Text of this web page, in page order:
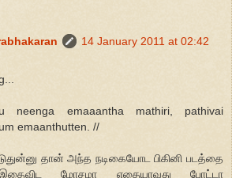
14 January 2011 at 02:42
neenga emaaantha mathiri, pathivai
emaanthutten. //
தான் அந்த நடிகையோட பிகினி படத்தை
மோசமா எதையாவது போட்டா